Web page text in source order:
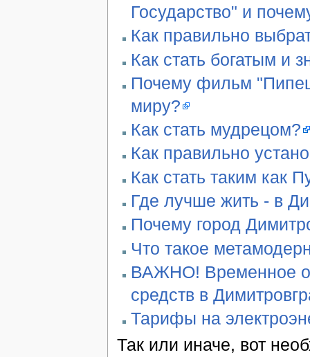
Государство" и
Как правильно
Как стать богатым и
Почему фильм
миру?
Как стать мудрецом?
Как правильно
Как стать таким как
Где лучше жить - в
Почему город
Что такое
ВАЖНО! Временное
средств в
Тарифы на
Так или иначе, вот